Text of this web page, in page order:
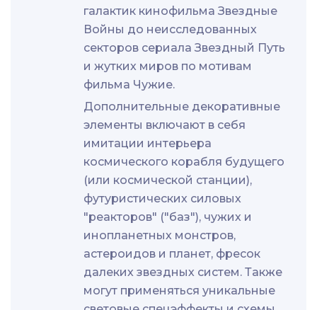
галактик кинофильма Звездные
Войны до неисследованных
секторов сериала Звездный Путь
и жутких миров по мотивам
фильма Чужие.
Дополнительные декоративные
элементы включают в себя
имитации интерьера
космического корабля будущего
(или космической станции),
футуристических силовых
"реакторов" ("баз"), чужих и
инопланетных монстров,
астероидов и планет, фресок
далеких звездных систем. Также
могут применяться уникальные